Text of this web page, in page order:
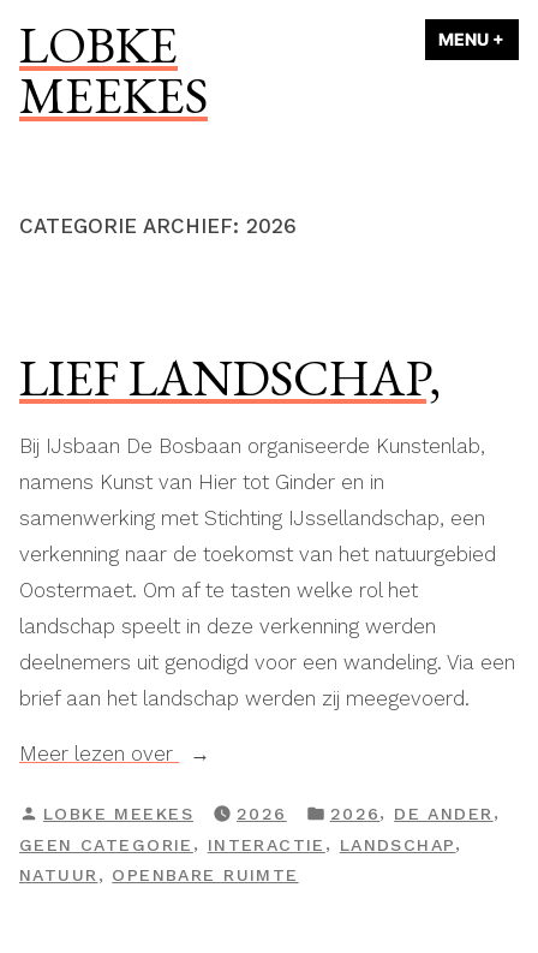
inhoud
springen
LOBKE
MEEKES
MENU +
CATEGORIE ARCHIEF: 2026
LIEF LANDSCHAP,
Bij IJsbaan De Bosbaan organiseerde Kunstenlab,
namens Kunst van Hier tot Ginder en in
samenwerking met Stichting IJssellandschap, een
verkenning naar de toekomst van het natuurgebied
Oostermaet. Om af te tasten welke rol het
landschap speelt in deze verkenning werden
deelnemers uit genodigd voor een wandeling. Via een
brief aan het landschap werden zij meegevoerd.
Meer lezen over
“Lief
GEPLAATST
DOOR
LOBKE MEEKES 2026
GEPLAATST
IN
2026, DE ANDER ,
GEEN CATEGORIE , INTERACTIE , LANDSCHAP,
NATUUR, OPENBARE RUIMTE